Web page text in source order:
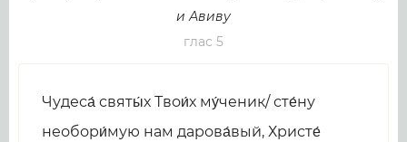
и Авиву
глас 5
Чудеса́ святы́х Твои́х му́ченик/ сте́ну
необоpи́мую нам даpова́вый, Хpисте́